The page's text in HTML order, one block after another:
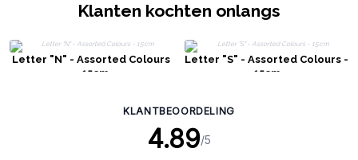
Klanten kochten onlangs
Letter "N" - Assorted Colours
- 15cm
Letter "S" - Assorted Colours -
15cm
KLANTBEOORDELING
4.89/5